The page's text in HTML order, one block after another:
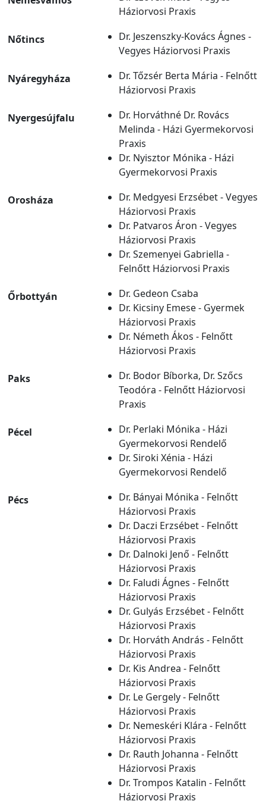
Háziorvosi Praxis
Nőtincs
Dr. Jeszenszky-Kovács Ágnes -
Vegyes Háziorvosi Praxis
Nyáregyháza
Dr. Tőzsér Berta Mária - Felnőtt
Háziorvosi Praxis
Nyergesújfalu
Dr. Horváthné Dr. Rovács
Melinda - Házi Gyermekorvosi
Praxis
Dr. Nyisztor Mónika - Házi
Gyermekorvosi Praxis
Orosháza
Dr. Medgyesi Erzsébet - Vegyes
Háziorvosi Praxis
Dr. Patvaros Áron - Vegyes
Háziorvosi Praxis
Dr. Szemenyei Gabriella -
Felnőtt Háziorvosi Praxis
Őrbottyán
Dr. Gedeon Csaba
Dr. Kicsiny Emese - Gyermek
Háziorvosi Praxis
Dr. Németh Ákos - Felnőtt
Háziorvosi Praxis
Paks
Dr. Bodor Bíborka, Dr. Szőcs
Teodóra - Felnőtt Háziorvosi
Praxis
Pécel
Dr. Perlaki Mónika - Házi
Gyermekorvosi Rendelő
Dr. Siroki Xénia - Házi
Gyermekorvosi Rendelő
Pécs
Dr. Bányai Mónika - Felnőtt
Háziorvosi Praxis
Dr. Daczi Erzsébet - Felnőtt
Háziorvosi Praxis
Dr. Dalnoki Jenő - Felnőtt
Háziorvosi Praxis
Dr. Faludi Ágnes - Felnőtt
Háziorvosi Praxis
Dr. Gulyás Erzsébet - Felnőtt
Háziorvosi Praxis
Dr. Horváth András - Felnőtt
Háziorvosi Praxis
Dr. Kis Andrea - Felnőtt
Háziorvosi Praxis
Dr. Le Gergely - Felnőtt
Háziorvosi Praxis
Dr. Nemeskéri Klára - Felnőtt
Háziorvosi Praxis
Dr. Rauth Johanna - Felnőtt
Háziorvosi Praxis
Dr. Trompos Katalin - Felnőtt
Háziorvosi Praxis